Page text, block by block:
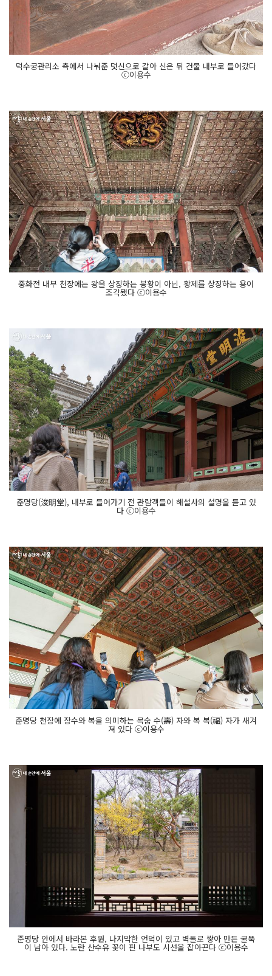
덕수궁관리소 측에서 나눠준 덧신으로 갈아 신은 뒤 건물 내부로 들어갔다
ⓒ이용수
중화전 내부 천장에는 왕을 상징하는 봉황이 아닌, 황제를 상징하는 용이
조각됐다 ⓒ이용수
준명당(浚眀堂), 내부로 들어가기 전 관람객들이 해설사의 설명을 듣고 있
다 ⓒ이용수
준명당 천장에 장수와 복을 의미하는 목숨 수(壽) 자와 복 복(福) 자가 새겨
져 있다 ⓒ이용수
준명당 안에서 바라본 후원, 나지막한 언덕이 있고 벽돌로 쌓아 만든 굴뚝
이 남아 있다. 노란 산수유 꽃이 핀 나부도 시선을 잡아끈다 ⓒ이용수